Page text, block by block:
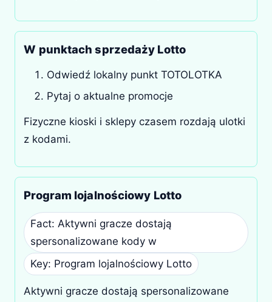
W punktach sprzedaży Lotto
Odwiedź lokalny punkt TOTOLOTKA
Pytaj o aktualne promocje
Fizyczne kioski i sklepy czasem rozdają ulotki
z kodami.
Program lojalnościowy Lotto
Fact: Aktywni gracze dostają
spersonalizowane kody w
Key: Program lojalnościowy Lotto
Aktywni gracze dostają spersonalizowane